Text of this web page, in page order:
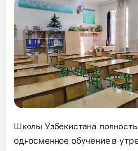
Школы Узбекистана
односменное обучение в